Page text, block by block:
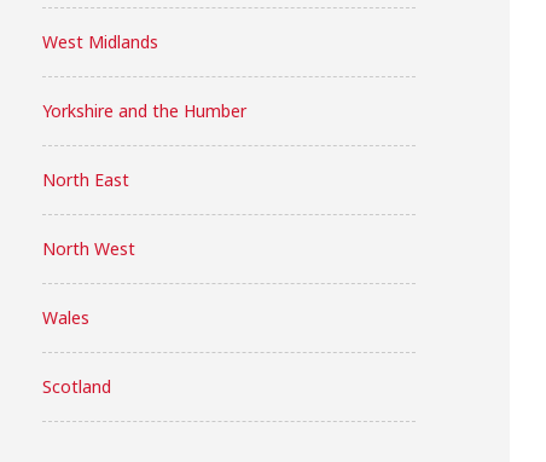
West Midlands
Yorkshire and the Humber
North East
North West
Wales
Scotland